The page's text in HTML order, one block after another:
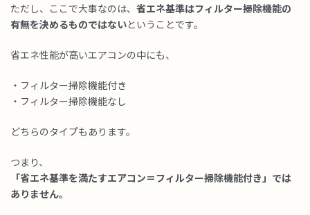
ただし、ここで大事なのは、 省エネ基準はフィルター掃除機能の
有無を決めるものではないということです。
省エネ性能が高いエアコンの中にも、
・フィルター掃除機能付き
・フィルター掃除機能なし
どちらのタイプもあります。
つまり、
「省エネ基準を満たすエアコン＝フィルター掃除機能付き」では
ありません。